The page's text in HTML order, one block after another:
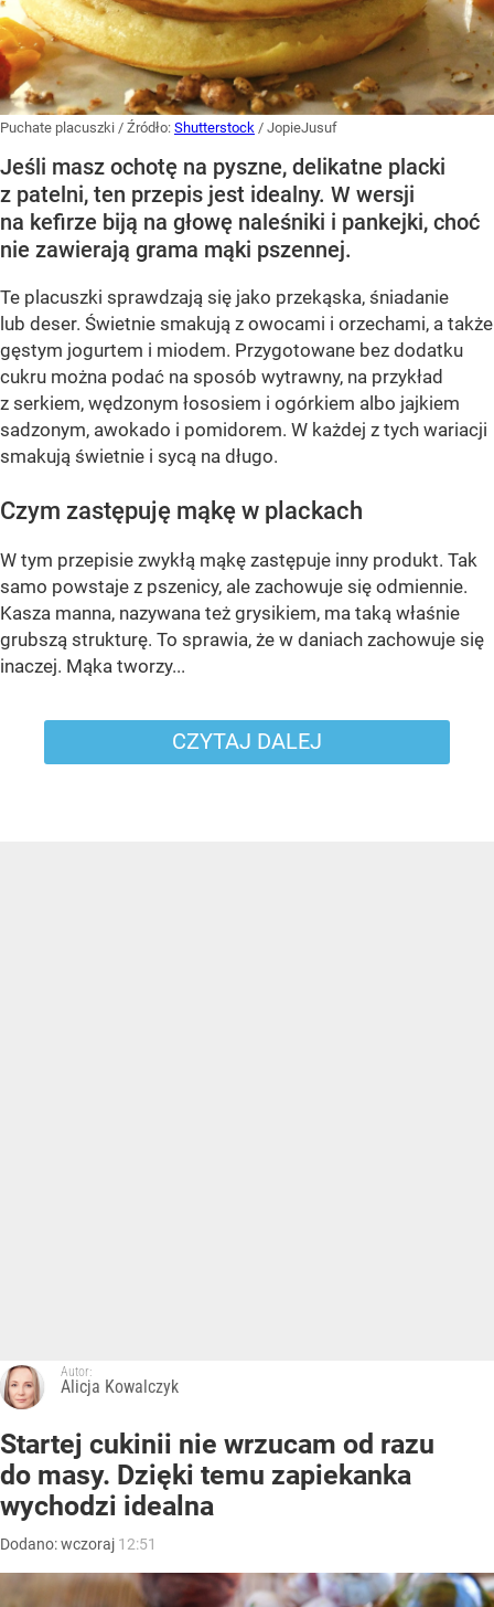
Puchate placuszki / Źródło: Shutterstock / JopieJusuf
Jeśli masz ochotę na pyszne, delikatne placki
z patelni, ten przepis jest idealny. W wersji
na kefirze biją na głowę naleśniki i pankejki, choć
nie zawierają grama mąki pszennej.
Te placuszki sprawdzają się jako przekąska, śniadanie
lub deser. Świetnie smakują z owocami i orzechami, a także
gęstym jogurtem i miodem. Przygotowane bez dodatku
cukru można podać na sposób wytrawny, na przykład
z serkiem, wędzonym łososiem i ogórkiem albo jajkiem
sadzonym, awokado i pomidorem. W każdej z tych wariacji
smakują świetnie i sycą na długo.
Czym zastępuję mąkę w plackach
W tym przepisie zwykłą mąkę zastępuje inny produkt. Tak
samo powstaje z pszenicy, ale zachowuje się odmiennie.
Kasza manna, nazywana też grysikiem, ma taką właśnie
grubszą strukturę. To sprawia, że w daniach zachowuje się
inaczej. Mąka tworzy...
CZYTAJ DALEJ
Autor:
Alicja Kowalczyk
Startej cukinii nie wrzucam od razu
do masy. Dzięki temu zapiekanka
wychodzi idealna
Dodano:wczoraj 12:51